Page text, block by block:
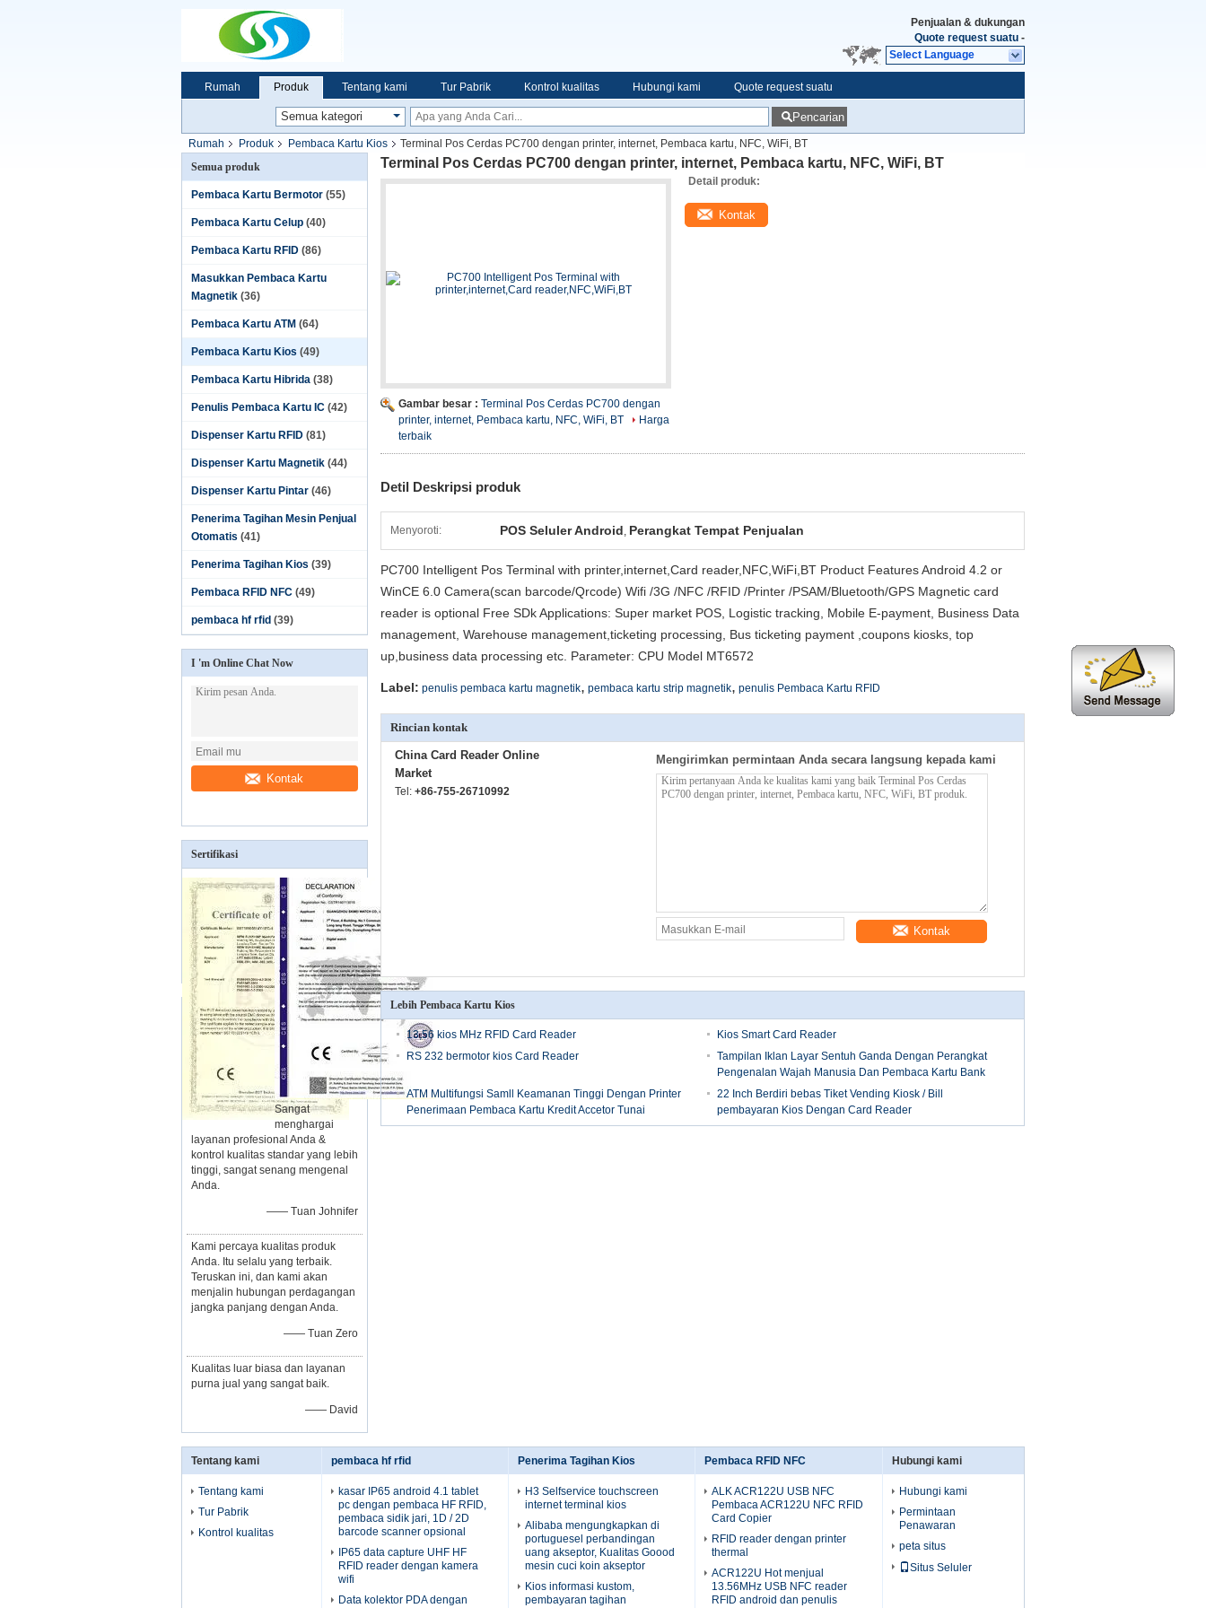
Penjualan & dukungan
Quote request suatu -
Select Language
Rumah Produk Tentang kami Tur Pabrik Kontrol kualitas Hubungi kami Quote request suatu
Pencarian
Rumah Produk Pembaca Kartu Kios
Terminal Pos Cerdas PC700 dengan printer, internet, Pembaca kartu, NFC, WiFi, BT
Semua produk
Pembaca Kartu Bermotor (55)
Pembaca Kartu Celup (40)
Pembaca Kartu RFID (86)
Masukkan Pembaca Kartu
Magnetik (36)
Pembaca Kartu ATM (64)
Pembaca Kartu Kios (49)
Pembaca Kartu Hibrida (38)
Penulis Pembaca Kartu IC (42)
Dispenser Kartu RFID (81)
Dispenser Kartu Magnetik (44)
Dispenser Kartu Pintar (46)
Penerima Tagihan Mesin Penjual
Otomatis (41)
Penerima Tagihan Kios (39)
Pembaca RFID NFC (49)
pembaca hf rfid (39)
I 'm Online Chat Now
Kontak
Sertifikasi
Sangat
menghargai
layanan profesional Anda &
kontrol kualitas standar yang lebih
tinggi, sangat senang mengenal
Anda.
—— Tuan Johnifer
Kami percaya kualitas produk
Anda. Itu selalu yang terbaik.
Teruskan ini, dan kami akan
menjalin hubungan perdagangan
jangka panjang dengan Anda.
—— Tuan Zero
Kualitas luar biasa dan layanan
purna jual yang sangat baik.
—— David
Terminal Pos Cerdas PC700 dengan printer, internet, Pembaca kartu, NFC, WiFi, BT
Gambar besar : Terminal Pos Cerdas PC700 dengan
printer, internet, Pembaca kartu, NFC, WiFi, BT
Harga
terbaik
Detail produk:
Kontak
Detil Deskripsi produk
Menyoroti: POS Seluler Android, Perangkat Tempat Penjualan
PC700 Intelligent Pos Terminal with printer,internet,Card reader,NFC,WiFi,BT Product Features Android 4.2 or
WinCE 6.0 Camera(scan barcode/Qrcode) Wifi /3G /NFC /RFID /Printer /PSAM/Bluetooth/GPS Magnetic card
reader is optional Free SDk Applications: Super market POS, Logistic tracking, Mobile E-payment, Business Data
management, Warehouse management,ticketing processing, Bus ticketing payment ,coupons kiosks, top
up,business data processing etc. Parameter: CPU Model MT6572
Label: penulis pembaca kartu magnetik, pembaca kartu strip magnetik, penulis Pembaca Kartu RFID
Rincian kontak
China Card Reader Online
Market
Tel: +86-755-26710992
Mengirimkan permintaan Anda secara langsung kepada kami
Kontak
Lebih Pembaca Kartu Kios
13,56 kios MHz RFID Card Reader
Kios Smart Card Reader
RS 232 bermotor kios Card Reader
Tampilan Iklan Layar Sentuh Ganda Dengan Perangkat
Pengenalan Wajah Manusia Dan Pembaca Kartu Bank
ATM Multifungsi Samll Keamanan Tinggi Dengan Printer
Penerimaan Pembaca Kartu Kredit Accetor Tunai
22 Inch Berdiri bebas Tiket Vending Kiosk / Bill
pembayaran Kios Dengan Card Reader
Tentang kami
Tentang kami
Tur Pabrik
Kontrol kualitas
pembaca hf rfid
kasar IP65 android 4.1 tablet
pc dengan pembaca HF RFID,
pembaca sidik jari, 1D / 2D
barcode scanner opsional
IP65 data capture UHF HF
RFID reader dengan kamera
wifi
Data kolektor PDA dengan
Penerima Tagihan Kios
H3 Selfservice touchscreen
internet terminal kios
Alibaba mengungkapkan di
portuguesel perbandingan
uang akseptor, Kualitas Goood
mesin cuci koin akseptor
Kios informasi kustom,
pembayaran tagihan
Pembaca RFID NFC
ALK ACR122U USB NFC
Pembaca ACR122U NFC RFID
Card Copier
RFID reader dengan printer
thermal
ACR122U Hot menjual
13.56MHz USB NFC reader
RFID android dan penulis
Hubungi kami
Hubungi kami
Permintaan
Penawaran
peta situs
Situs Seluler